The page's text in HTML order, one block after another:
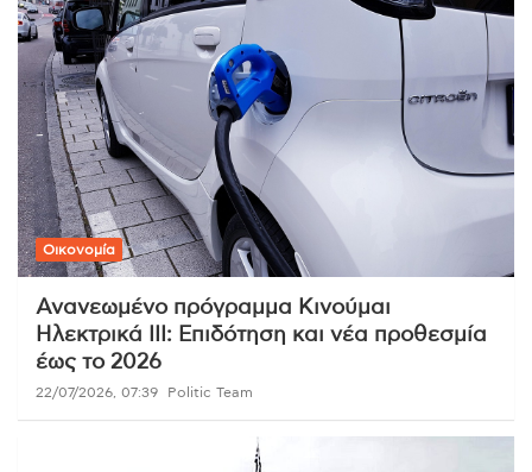
Οικονομία
Ανανεωμένο πρόγραμμα Κινούμαι
Ηλεκτρικά ΙΙΙ: Επιδότηση και νέα προθεσμία
έως το 2026
22/07/2026, 07:39 Politic Team